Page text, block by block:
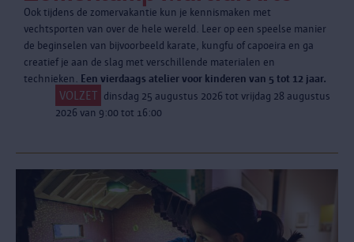
Ook tijdens de zomervakantie kun je kennismaken met
vechtsporten van over de hele wereld. Leer op een speelse manier
de beginselen van bijvoorbeeld karate, kungfu of capoeira en ga
creatief je aan de slag met verschillende materialen en
technieken. Een vierdaags atelier voor kinderen van 5 tot 12 jaar.
VOLZET dinsdag 25 augustus 2026 tot vrijdag 28 augustus
2026 van 9:00 tot 16:00